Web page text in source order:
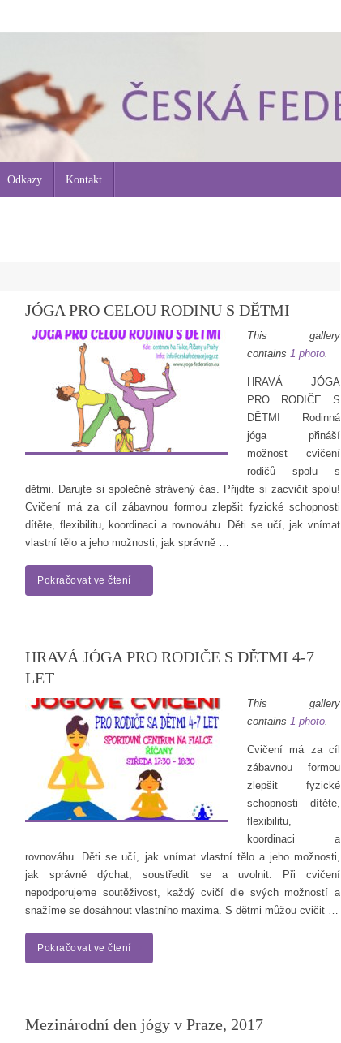
Odkazy Kontakt
JÓGA PRO CELOU RODINU S DĚTMI
This gallery
contains1 photo.
HRAVÁ JÓGA
PRO RODIČE S
DĚTMI Rodinná
jóga přináší
možnost cvičení
rodičů spolu s
dětmi. Darujte si společně strávený čas. Přijďte si zacvičit spolu!
Cvičení má za cíl zábavnou formou zlepšit fyzické schopnosti
dítěte, flexibilitu, koordinaci a rovnováhu. Děti se učí, jak vnímat
vlastní tělo a jeho možnosti, jak správně …
Pokračovat ve čtení
HRAVÁ JÓGA PRO RODIČE S DĚTMI 4-7
LET
This gallery
contains1 photo.
Cvičení má za cíl
zábavnou formou
zlepšit fyzické
schopnosti dítěte,
flexibilitu,
koordinaci a
rovnováhu. Děti se učí, jak vnímat vlastní tělo a jeho možnosti,
jak správně dýchat, soustředit se a uvolnit. Při cvičení
nepodporujeme soutěživost, každý cvičí dle svých možností a
snažíme se dosáhnout vlastního maxima. S dětmi můžou cvičit …
Pokračovat ve čtení
Mezinárodní den jógy v Praze, 2017